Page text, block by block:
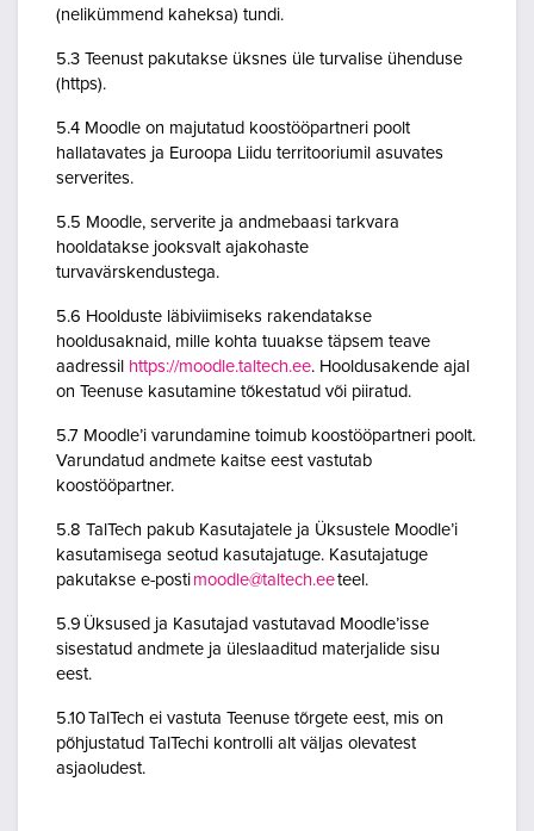
(nelikümmend kaheksa) tundi.
5.3 Teenust pakutakse üksnes üle turvalise ühenduse
(https).
5.4 Moodle on majutatud koostööpartneri poolt
hallatavates ja Euroopa Liidu territooriumil asuvates
serverites.
5.5 Moodle, serverite ja andmebaasi tarkvara
hooldatakse jooksvalt ajakohaste
turvavärskendustega.
5.6 Hoolduste läbiviimiseks rakendatakse
hooldusaknaid, mille kohta tuuakse täpsem teave
aadressil https://moodle.taltech.ee. Hooldusakende ajal
on Teenuse kasutamine tõkestatud või piiratud.
5.7 Moodle’i varundamine toimub koostööpartneri poolt.
Varundatud andmete kaitse eest vastutab
koostööpartner.
5.8 TalTech pakub Kasutajatele ja Üksustele Moodle’i
kasutamisega seotud kasutajatuge. Kasutajatuge
pakutakse e-posti moodle@taltech.eeteel.
5.9 Üksused ja Kasutajad vastutavad Moodle’isse
sisestatud andmete ja üleslaaditud materjalide sisu
eest.
5.10 TalTech ei vastuta Teenuse tõrgete eest, mis on
põhjustatud TalTechi kontrolli alt väljas olevatest
asjaoludest.